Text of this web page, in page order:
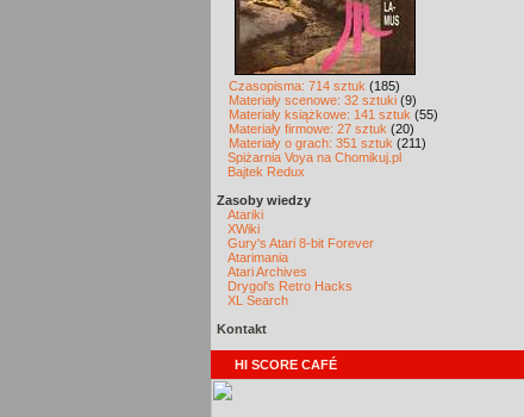
Czasopisma: 714 sztuk (185)
Materiały scenowe: 32 sztuki (9)
Materiały książkowe: 141 sztuk (55)
Materiały firmowe: 27 sztuk (20)
Materiały o grach: 351 sztuk (211)
Spiżarnia Voya na Chomikuj.pl
Bajtek Redux
Zasoby wiedzy
Atariki
XWiki
Gury's Atari 8-bit Forever
Atarimania
Atari Archives
Drygol's Retro Hacks
XL Search
Kontakt
HI SCORE CAFÉ